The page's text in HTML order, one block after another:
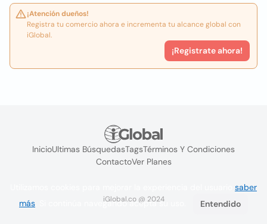
¡Atención dueños!
Registra tu comercio ahora e incrementa tu alcance global con
iGlobal.
¡Registrate ahora!
InicioUltimas BúsquedasTagsTérminos Y Condiciones
ContactoVer Planes
iGlobal.co @ 2024
saber
más . Si continúa navegando acepta su uso. Entendido